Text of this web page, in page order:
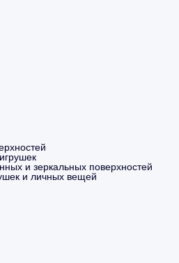
и зеркальных поверхностей
и личных вещей